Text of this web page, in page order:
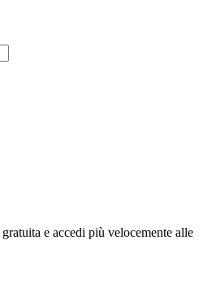
e accedi più velocemente alle